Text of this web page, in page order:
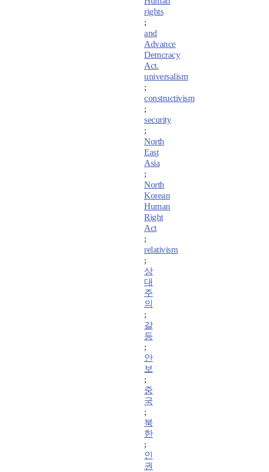
rights
;
and
Advance
Demcracy
Act.
universalism
;
constructivism
;
security
;
North
East
Asia
;
North
Korean
Human
Right
Act
;
relativism
;
상
대
주
의
;
갈
등
;
안
보
;
중
국
;
북
한
;
인
권